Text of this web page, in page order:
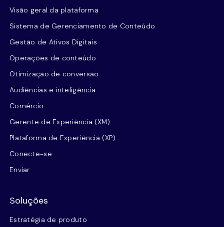
Visão geral da plataforma
Sistema de Gerenciamento de Conteúdo
Gestão de Ativos Digitais
Operações de conteúdo
Otimização de conversão
Audiências e inteligência
Comércio
Gerente de Experiência (XM)
Plataforma de Experiência (XP)
Conecte-se
Enviar
Soluções
Estratégia de produto